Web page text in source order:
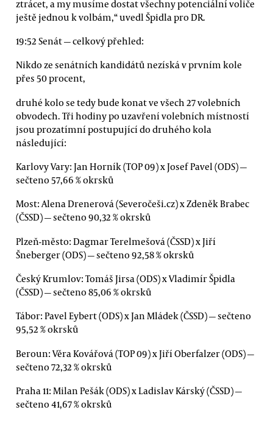
ztrácet, a my musíme dostat všechny potenciální voliče
ještě jednou k volbám,“ uvedl Špidla pro DR.
19:52 Senát — celkový přehled:
Nikdo ze senátních kandidátů nezíská v prvním kole
přes 50 procent,
druhé kolo se tedy bude konat ve všech 27 volebních
obvodech. Tři hodiny po uzavření volebních místností
jsou prozatímní postupující do druhého kola
následující:
Karlovy Vary: Jan Horník (TOP 09) x Josef Pavel (ODS) —
sečteno 57,66 % okrsků
Most: Alena Drenerová (Severočeši.cz) x Zdeněk Brabec
(ČSSD) — sečteno 90,32 % okrsků
Plzeň-město: Dagmar Terelmešová (ČSSD) x Jiří
Šneberger (ODS) — sečteno 92,58 % okrsků
Český Krumlov: Tomáš Jirsa (ODS) x Vladimír Špidla
(ČSSD) — sečteno 85,06 % okrsků
Tábor: Pavel Eybert (ODS) x Jan Mládek (ČSSD) — sečteno
95,52 % okrsků
Beroun: Věra Kovářová (TOP 09) x Jiří Oberfalzer (ODS) —
sečteno 72,32 % okrsků
Praha 11: Milan Pešák (ODS) x Ladislav Kárský (ČSSD) —
sečteno 41,67 % okrsků